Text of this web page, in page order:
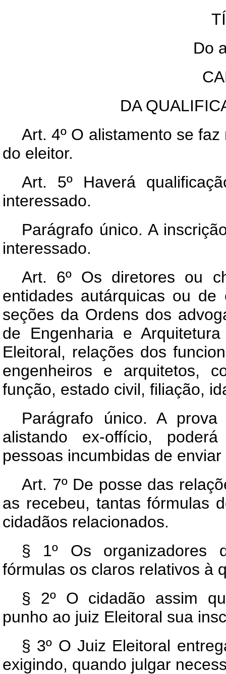
Do
DA
Art. 4º O alistamento se
do eleitor.
Art. 5º Haverá
interessado.
Parágrafo único. A
interessado.
Art. 6º Os diretores ou
entidades autárquicas ou
seções da Ordens dos
de Engenharia e
Eleitoral, relações dos
engenheiros e arquitetos,
função, estado civil, filiação,
Parágrafo único. A
alistando ex-offício,
pessoas incumbidas de
Art. 7º De posse das
as recebeu, tantas fórmulas
cidadãos relacionados.
§ 1º Os organizadores
fórmulas os claros relativos à
§ 2º O cidadão assim
punho ao juiz Eleitoral sua
§ 3º O Juiz Eleitoral
exigindo, quando julgar